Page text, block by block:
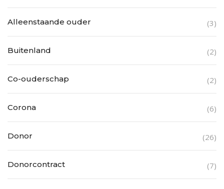
Alleenstaande ouder (3)
Buitenland (2)
Co-ouderschap (2)
Corona (6)
Donor (26)
Donorcontract (7)